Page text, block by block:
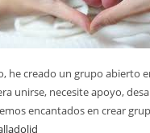
he creado un grupo abierto
unirse, necesite apoyo,
encantados en crear